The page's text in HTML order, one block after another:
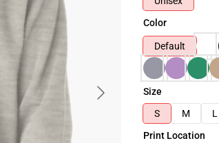
Color
Default
Size
S
M L
Print Location